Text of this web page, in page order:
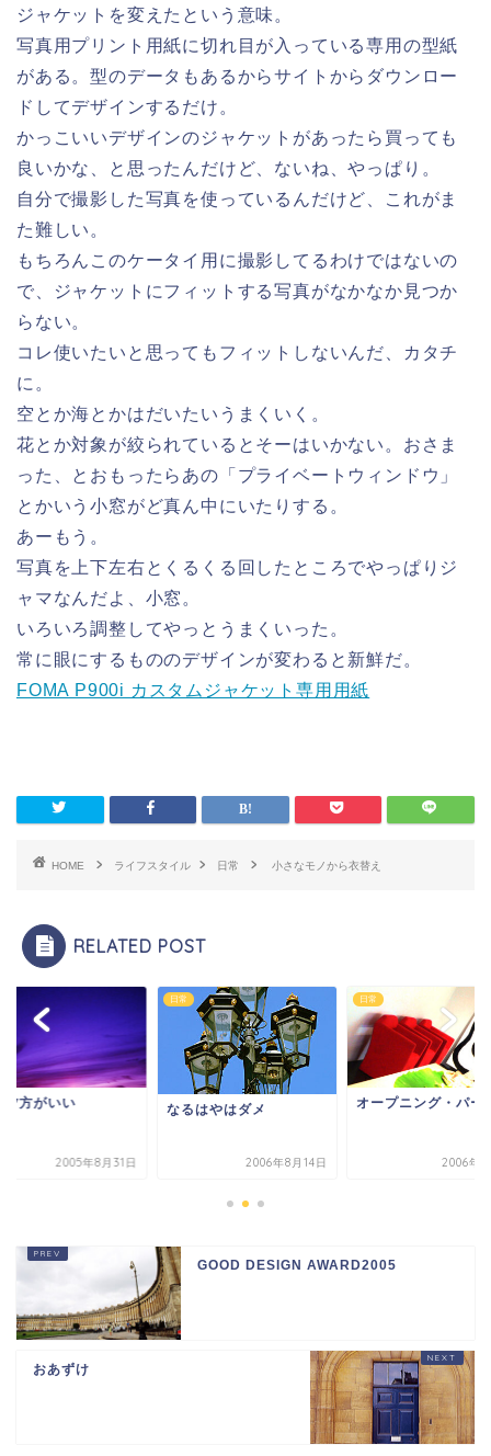
ジャケットを変えたという意味。
写真用プリント用紙に切れ目が入っている専用の型紙
がある。型のデータもあるからサイトからダウンロー
ドしてデザインするだけ。
かっこいいデザインのジャケットがあったら買っても
良いかな、と思ったんだけど、ないね、やっぱり。
自分で撮影した写真を使っているんだけど、これがま
た難しい。
もちろんこのケータイ用に撮影してるわけではないの
で、ジャケットにフィットする写真がなかなか見つか
らない。
コレ使いたいと思ってもフィットしないんだ、カタチ
に。
空とか海とかはだいたいうまくいく。
花とか対象が絞られているとそーはいかない。おさま
った、とおもったらあの「プライベートウィンドウ」
とかいう小窓がど真ん中にいたりする。
あーもう。
写真を上下左右とくるくる回したところでやっぱりジ
ャマなんだよ、小窓。
いろいろ調整してやっとうまくいった。
常に眼にするもののデザインが変わると新鮮だ。
FOMA P900i カスタムジャケット専用用紙
HOME ライフスタイル 日常 小さなモノから衣替え
RELATED POST
夕方がいい
2005年8月31日
日常
なるはやはダメ
2006年8月14日
日常
オープニング・パー
2006年7
GOOD DESIGN AWARD2005
おあずけ